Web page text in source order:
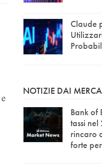
Claude
NOTIZIE DAI
Bank of
tassi
rincaro
forte